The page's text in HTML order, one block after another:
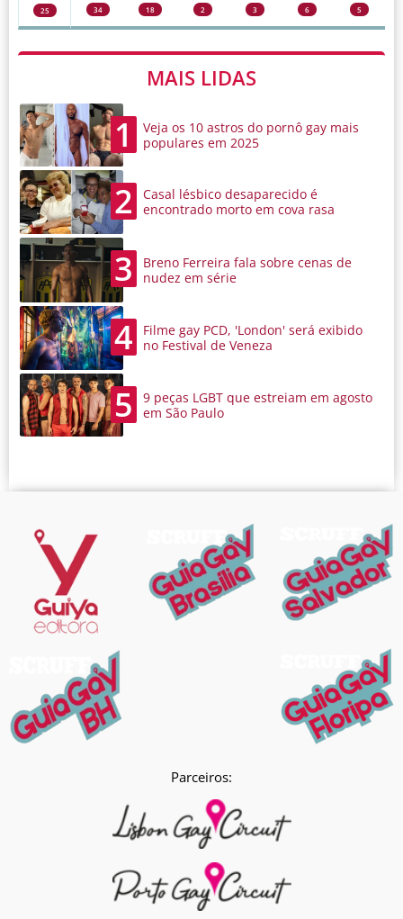
25 34 18 2 3 6 5
MAIS LIDAS
1
Veja os 10 astros do pornô gay mais
populares em 2025
2
Casal lésbico desaparecido é
encontrado morto em cova rasa
3
Breno Ferreira fala sobre cenas de
nudez em série
4
Filme gay PCD, 'London' será exibido
no Festival de Veneza
5
9 peças LGBT que estreiam em agosto
em São Paulo
Parceiros: